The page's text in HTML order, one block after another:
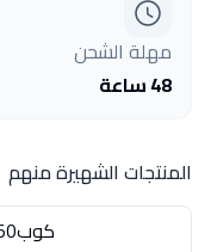
مهلة الشحن
48 ساعة
المنتجات الشهيرة منهم
كوب350مللى ورد هيريفين